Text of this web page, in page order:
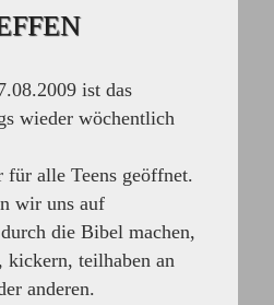
ist das
wieder wöchentlich
für alle Teens geöffnet.
wir uns auf
die Bibel machen,
kickern, teilhaben an
anderen.